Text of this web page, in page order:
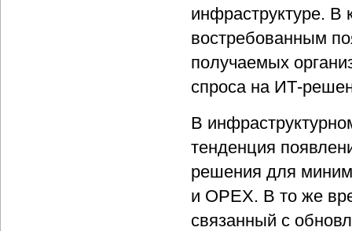
инфраструктуре. В
востребованным
получаемых
спроса на ИТ-
В
тенденция
решения для
и OPEX. В то же
связанный с